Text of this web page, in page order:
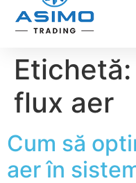
Etichetă:
flux aer
Cum să
aer în